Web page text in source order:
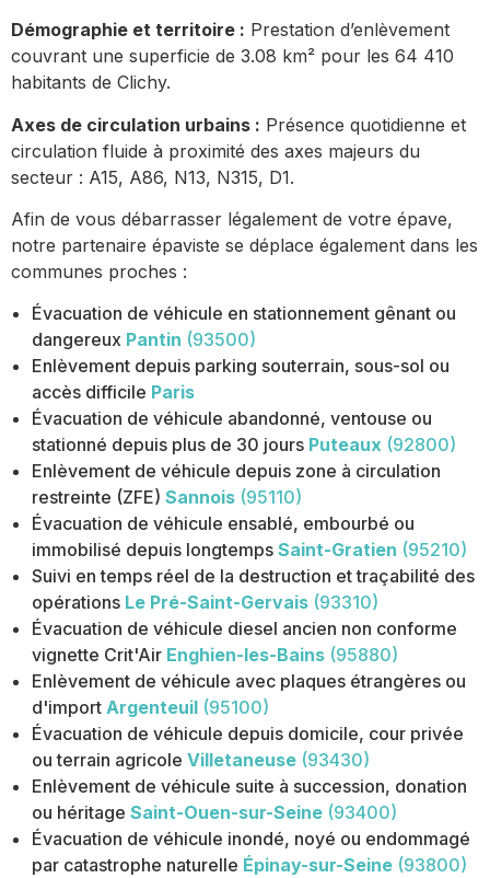
Démographie et territoire : Prestation d’enlèvement
couvrant une superficie de 3.08 km² pour les 64 410
habitants de Clichy.
Axes de circulation urbains : Présence quotidienne et
circulation fluide à proximité des axes majeurs du
secteur : A15, A86, N13, N315, D1.
Afin de vous débarrasser légalement de votre épave,
notre partenaire épaviste se déplace également dans les
communes proches :
Évacuation de véhicule en stationnement gênant ou
dangereux Pantin (93500)
Enlèvement depuis parking souterrain, sous-sol ou
accès difficile Paris
Évacuation de véhicule abandonné, ventouse ou
stationné depuis plus de 30 jours Puteaux (92800)
Enlèvement de véhicule depuis zone à circulation
restreinte (ZFE) Sannois (95110)
Évacuation de véhicule ensablé, embourbé ou
immobilisé depuis longtemps Saint-Gratien (95210)
Suivi en temps réel de la destruction et traçabilité des
opérations Le Pré-Saint-Gervais (93310)
Évacuation de véhicule diesel ancien non conforme
vignette Crit'Air Enghien-les-Bains (95880)
Enlèvement de véhicule avec plaques étrangères ou
d'import Argenteuil (95100)
Évacuation de véhicule depuis domicile, cour privée
ou terrain agricole Villetaneuse (93430)
Enlèvement de véhicule suite à succession, donation
ou héritage Saint-Ouen-sur-Seine (93400)
Évacuation de véhicule inondé, noyé ou endommagé
par catastrophe naturelle Épinay-sur-Seine (93800)